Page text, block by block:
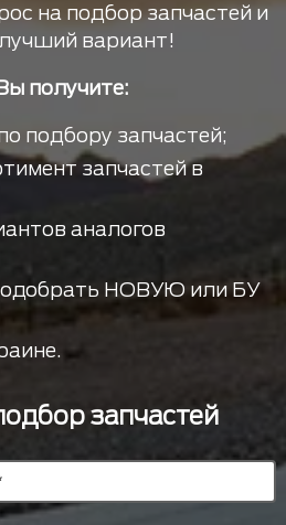
на подбор запчастей и
вариант!
получите:
подбору запчастей;
запчастей в
аналогов
НОВУЮ или БУ
запчастей